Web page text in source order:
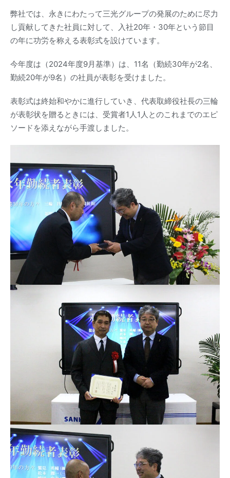
弊社では、永きにわたって三光グループの発展のために尽力
し貢献してきた社員に対して、入社20年・30年という節目
の年に功労を称える表彰式を設けています。
今年度は（2024年度9月基準）は、11名（勤続30年が2名、
勤続20年が9名）の社員が表彰を受けました。
表彰式は終始和やかに進行していき、代表取締役社長の三輪
が表彰状を贈るときには、受賞者1人1人とのこれまでのエピ
ソードを添えながら手渡しました。